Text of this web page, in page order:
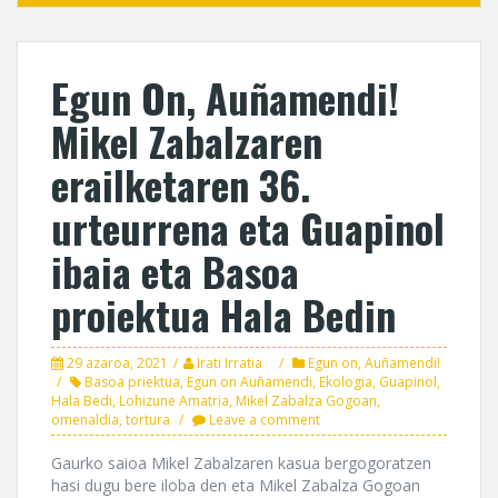
Egun On, Auñamendi!
Mikel Zabalzaren
erailketaren 36.
urteurrena eta Guapinol
ibaia eta Basoa
proiektua Hala Bedin
29 azaroa, 2021 Irati Irratia
Egun on, Auñamendi!
Basoa priektua,Egun on Auñamendi,Ekologia, Guapinol,
Hala Bedi,Lohizune Amatria,Mikel Zabalza Gogoan,
omenaldia,tortura Leave a comment
Gaurko saioa Mikel Zabalzaren kasua bergogoratzen
hasi dugu bere iloba den eta Mikel Zabalza Gogoan